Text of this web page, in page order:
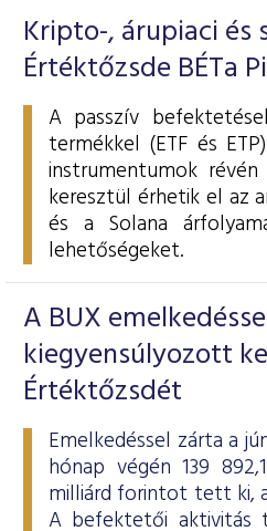
Kripto-, árupiaci és
Értéktőzsde BÉTa
A passzív
termékkel (ETF és
instrumentumok
keresztül érhetik el az
és a Solana
lehetőségeket.
A BUX
kiegyensúlyozott
Értéktőzsdét
Emelkedéssel zárta a
hónap végén 139
milliárd forintot tett ki,
A befektetői aktivitás